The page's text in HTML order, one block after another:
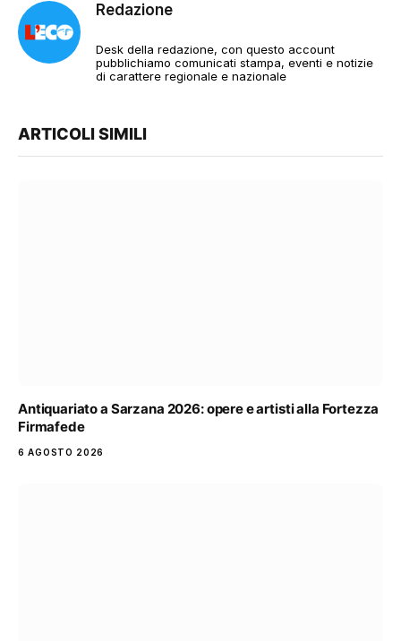
Redazione
Desk della redazione, con questo account
pubblichiamo comunicati stampa, eventi e notizie
di carattere regionale e nazionale
ARTICOLI SIMILI
Antiquariato a Sarzana 2026: opere e artisti alla Fortezza
Firmafede
6 AGOSTO 2026